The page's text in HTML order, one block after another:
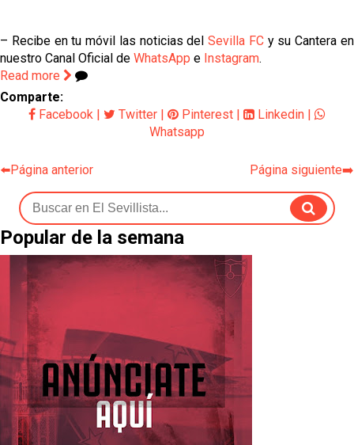
– Recibe en tu móvil las noticias delSevilla FCy su Cantera en
nuestro Canal Oficial de WhatsApp e Instagram.
Read more
Comparte:
Facebook
Twitter Pinterest Linkedin
Whatsapp
⬅️Página anterior Página siguiente➡️
Popular de la semana